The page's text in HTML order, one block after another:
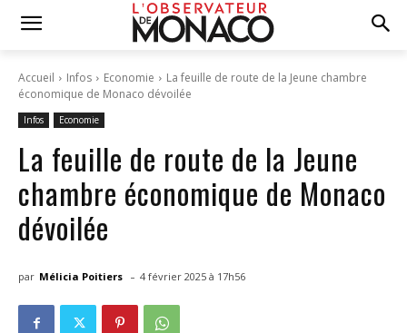
Accueil Infos Economie
La feuille de route de la Jeune chambre
économique de Monaco dévoilée
Infos Economie
La feuille de route de la Jeune
chambre économique de Monaco
dévoilée
par Mélicia Poitiers - 4 février 2025 à 17h56